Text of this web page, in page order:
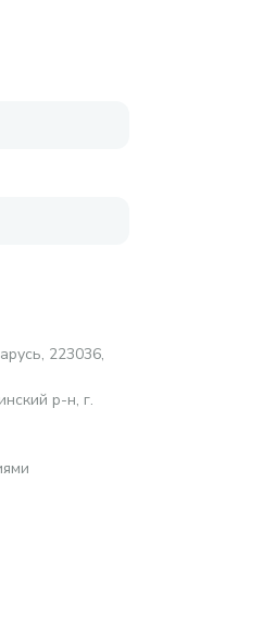
223036,
р-н, г.